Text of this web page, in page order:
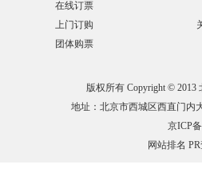
在线订票
上门订购
团体购票
版权所有 Copyright © 2013
地址：北京市西城区西直门内
京ICP
网站排名